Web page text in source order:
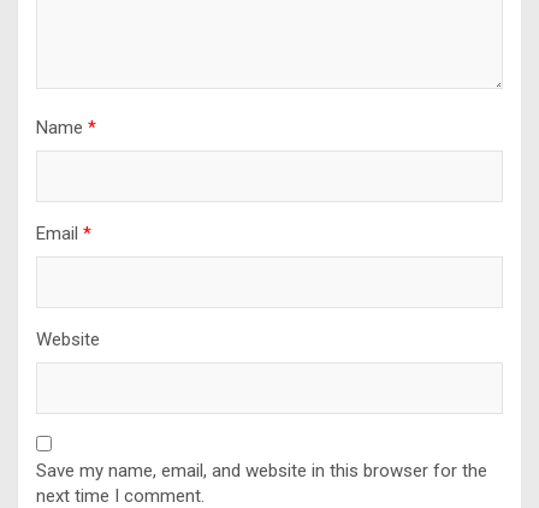
Name *
Email *
Website
Save my name, email, and website in this browser for the
next time I comment.